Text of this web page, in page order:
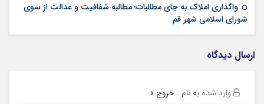
واگذاری املاک به جای مطالبات؛ مطالبه شفافیت و عدالت از سوی
شورای اسلامی شهر قم
ارسال دیدگاه
وارد شده به نام . خروج »